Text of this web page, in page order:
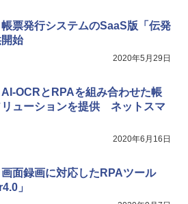
票発行システムのSaaS版「伝発
始
2020年5月29日
OCRとRPAを組み合わせた帳
リューションを提供 ネットスマ
2020年6月16日
面録画に対応したRPAツール
」